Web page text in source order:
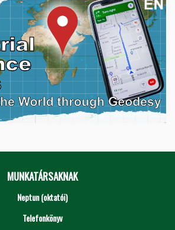
MUNKATÁRSAKNAK
Neptun (oktatói)
Telefonkönyv